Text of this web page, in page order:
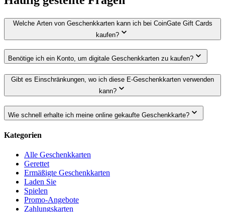
Welche Arten von Geschenkkarten kann ich bei CoinGate Gift Cards
kaufen?
Benötige ich ein Konto, um digitale Geschenkkarten zu kaufen?
Gibt es Einschränkungen, wo ich diese E-Geschenkkarten verwenden
kann?
Wie schnell erhalte ich meine online gekaufte Geschenkkarte?
Kategorien
Alle Geschenkkarten
Gerettet
Ermäßigte Geschenkkarten
Laden Sie
Spielen
Promo-Angebote
Zahlungskarten